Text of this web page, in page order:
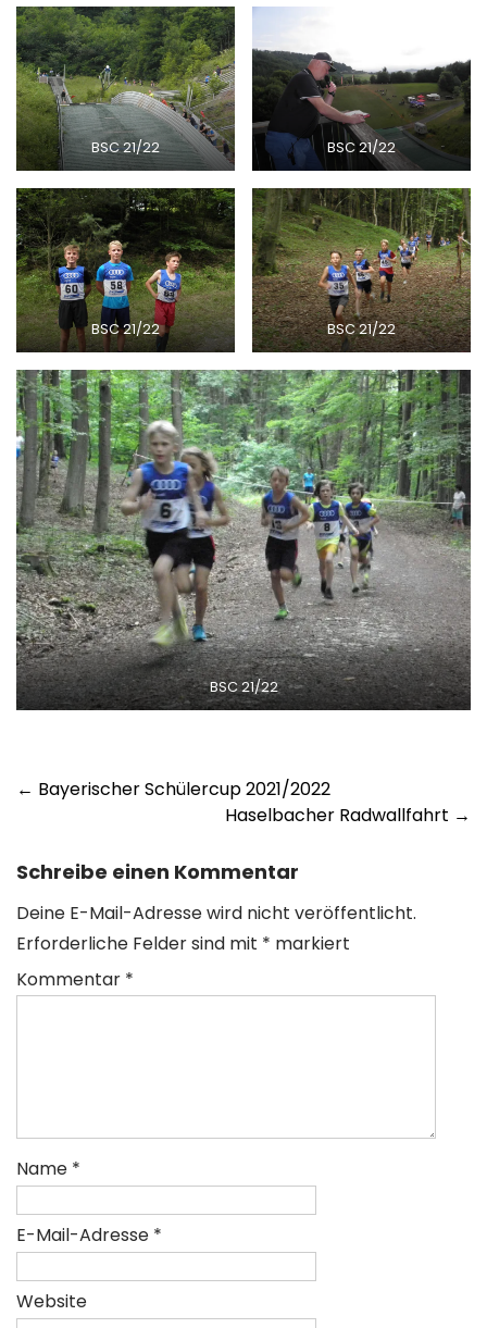
BSC 21/22 BSC 21/22
BSC 21/22 BSC 21/22
BSC 21/22
Post
← Bayerischer Schülercup 2021/2022
Haselbacher Radwallfahrt →
Schreibe einen Kommentar
Deine E-Mail-Adresse wird nicht veröffentlicht.
Erforderliche Felder sind mit * markiert
Kommentar *
Name *
E-Mail-Adresse *
Website